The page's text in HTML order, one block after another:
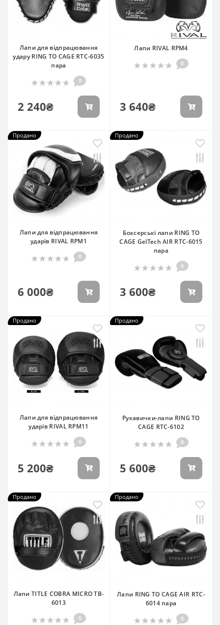
Лапи для відпрацювання
удару RING TO CAGE RTC-6035
пара
0
2 240₴
Лапи RIVAL RPM4
0
3 640₴
Продано
Лапи для відпрацювання
ударів RIVAL RPM1
0
6 000₴
Продано
Боксерські лапи RING TO
CAGE GelTech AIR RTC-6015
пара
0
3 600₴
Продано
Лапи для відпрацювання
ударів RIVAL RPM11
0
5 200₴
Продано
Рукавички-лапи RING TO
CAGE RTC-6102
0
5 600₴
Продано
Лапи TITLE COBRA MICRO TB-
6013
0
Продано
Лапи RING TO CAGE AIR RTC-
6014 пара
0